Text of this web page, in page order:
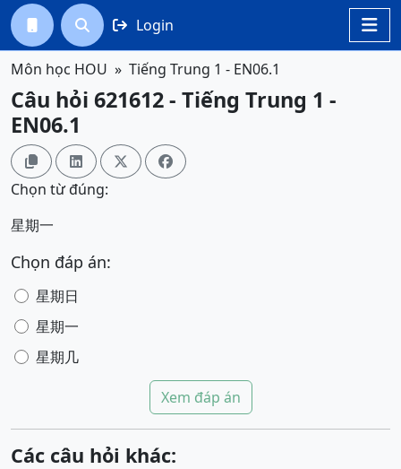

  Login
Môn học HOU Tiếng Trung 1 - EN06.1
Câu hỏi 621612 - Tiếng Trung 1 -
EN06.1
   
Chọn từ đúng:
星期一
Chọn đáp án:
星期日
星期一
星期几
Xem đáp án
Các câu hỏi khác: